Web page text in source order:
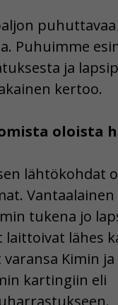
Puhuimme
ja
kertoo.
oloista
lähtökohdat
tukena jo
laittoivat lähes
Kimin
kartingiin eli